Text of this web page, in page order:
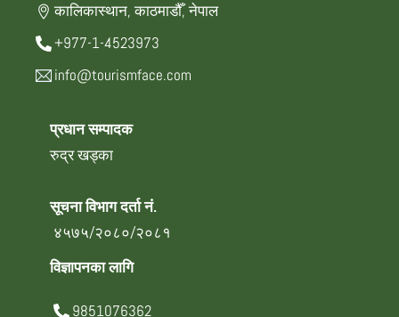
कालिकास्थान, काठमाडौँ, नेपाल
+977-1-4523973
info@tourismface.com
प्रधान सम्पादक
रुद्र खड्का
सूचना विभाग दर्ता नं.
४५७५/२०८०/२०८१
विज्ञापनका लागि
9851076362